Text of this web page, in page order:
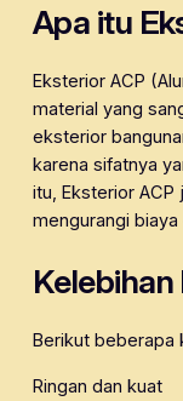
Apa itu
Eksterior ACP
material yang
eksterior
karena sifatnya
itu, Eksterior
mengurangi
Berikut beberapa
Ringan dan kuat